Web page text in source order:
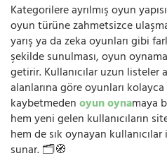
Kategorilere ayrılmış oyun
oyun türüne zahmetsizce
yarış ya da zeka oyunları gibi
şekilde sunulması, oyun
getirir. Kullanıcılar uzun listeler
alanlarına göre oyunları
kaybetmedenoyun oynamaya
hem yeni gelen kullanıcıların
hem de sık oynayan
sunar. 🗂️🧭